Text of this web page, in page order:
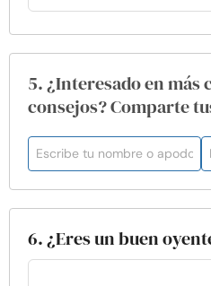
5. ¿Interesado en
consejos? Comparte
6. ¿Eres un buen